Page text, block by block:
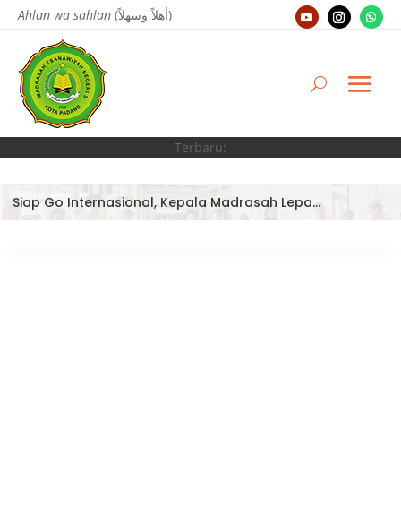
Ahlan wa sahlan (أهلاً وسهلاً)
Terbaru:
Siap Go Internasional, Kepala Madrasah Lepas Tim Robotik MTsN 3 Kota Padang Ikuti World Robotic Center Competition 2026 di Malaysia